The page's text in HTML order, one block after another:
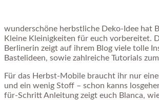
wunderschöne herbstliche Deko-Idee hat
Kleine Kleinigkeiten für euch vorbereitet.
Berlinerin zeigt auf ihrem Blog viele tolle
Bastelideen, sowie zahlreiche Tutorials
Für das Herbst-Mobile braucht ihr nur
und ein wenig Stoff – schon kanns
für-Schritt Anleitung zeigt euch Blanca,